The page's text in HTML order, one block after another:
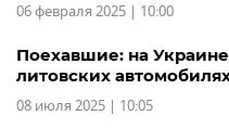
06 февраля 2025 | 10:00
Поехавшие: на Украине
литовских
08 июля 2025 | 10:05